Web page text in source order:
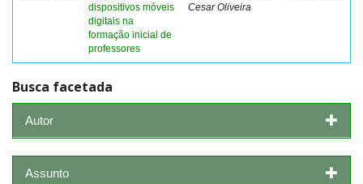
dispositivos móveis
digitais na
formação inicial de
professores
Cesar Oliveira
Busca facetada
Autor
Assunto